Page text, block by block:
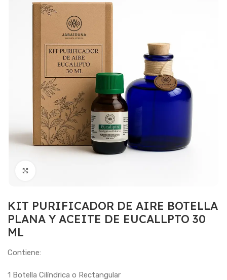
KIT PURIFICADOR DE AIRE BOTELLA
PLANA Y ACEITE DE EUCALLPTO 30
ML
Contiene:
1 Botella Cilíndrica o Rectangular